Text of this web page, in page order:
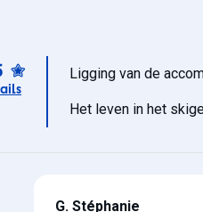
Ligging van de
Het leven in het
G. Stéphanie